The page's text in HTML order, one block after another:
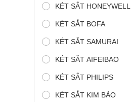
KÉT SẮT HONEYWELL
KÉT SẮT BOFA
KÉT SẮT SAMURAI
KÉT SẮT AIFEIBAO
KÉT SẮT PHILIPS
KÉT SẮT KIM BẢO